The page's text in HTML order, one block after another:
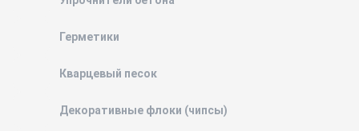
Герметики
Кварцевый песок
Декоративные флоки (чипсы)